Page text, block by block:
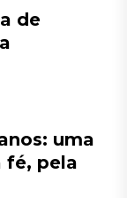
de
uma
fé, pela